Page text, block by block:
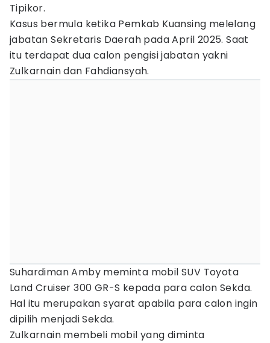
Tipikor.
Kasus bermula ketika Pemkab Kuansing melelang
jabatan Sekretaris Daerah pada April 2025. Saat
itu terdapat dua calon pengisi jabatan yakni
Zulkarnain dan Fahdiansyah.
Suhardiman Amby meminta mobil SUV Toyota
Land Cruiser 300 GR-S kepada para calon Sekda.
Hal itu merupakan syarat apabila para calon ingin
dipilih menjadi Sekda.
Zulkarnain membeli mobil yang diminta